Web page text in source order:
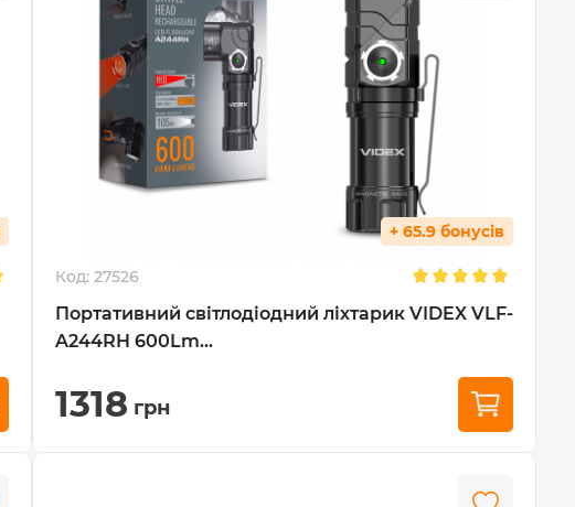
+ 65.9 бонусів
Код: 27526
Портативний світлодіодний ліхтарик VIDEX VLF-
A244RH 600Lm...
1318 грн